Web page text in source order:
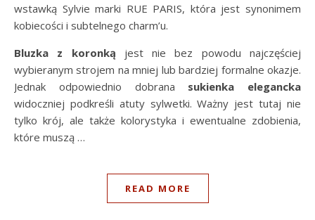
wstawką Sylvie marki RUE PARIS, która jest synonimem
kobiecości i subtelnego charm’u.
Bluzka z koronką jest nie bez powodu najczęściej
wybieranym strojem na mniej lub bardziej formalne okazje.
Jednak odpowiednio dobrana sukienka elegancka
widoczniej podkreśli atuty sylwetki. Ważny jest tutaj nie
tylko krój, ale także kolorystyka i ewentualne zdobienia,
które muszą …
READ MORE